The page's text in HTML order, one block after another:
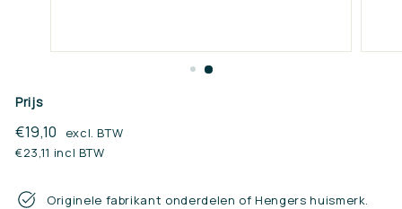
Prijs
Reguliere
prijs
€19,10 €19,10
excl. BTW
€23,11 incl BTW
Originele fabrikant onderdelen of Hengers huismerk.